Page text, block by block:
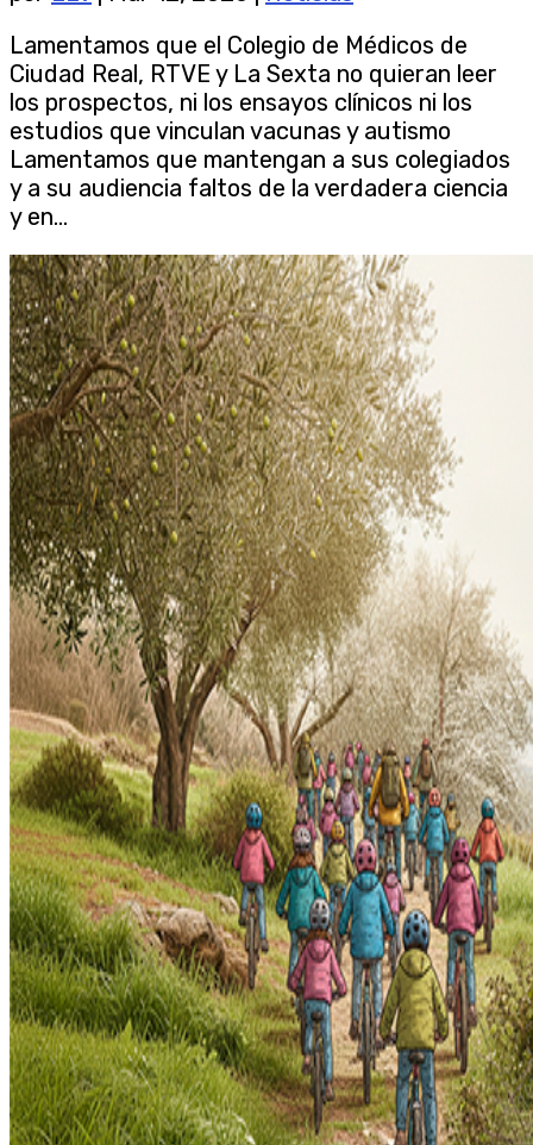
Lamentamos que el Colegio de Médicos de
Ciudad Real, RTVE y La Sexta no quieran leer
los prospectos, ni los ensayos clínicos ni los
estudios que vinculan vacunas y autismo
Lamentamos que mantengan a sus colegiados
y a su audiencia faltos de la verdadera ciencia
y en...